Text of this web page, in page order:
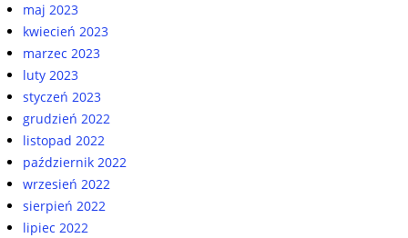
maj 2023
kwiecień 2023
marzec 2023
luty 2023
styczeń 2023
grudzień 2022
listopad 2022
październik 2022
wrzesień 2022
sierpień 2022
lipiec 2022